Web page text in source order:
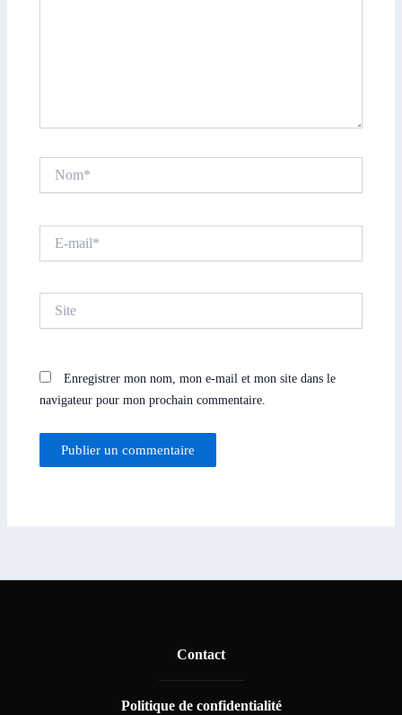
mail*
Enregistrer mon nom, mon e-mail et mon site dans le
navigateur pour mon prochain commentaire.
Contact
Politique de confidentialité